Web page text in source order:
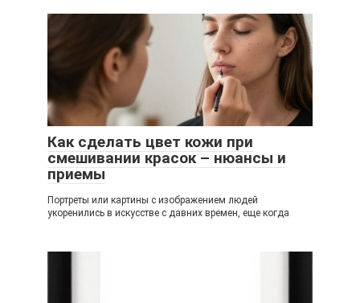
Как сделать цвет кожи при
смешивании красок – нюансы и
приемы
Портреты или картины с изображением людей
укоренились в искусстве с давних времен, еще когда